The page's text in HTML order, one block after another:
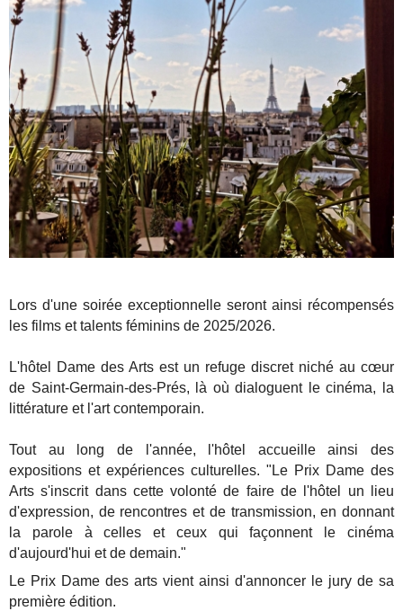
Lors d'une soirée exceptionnelle seront ainsi récompensés
les films et talents féminins de 2025/2026.
L'hôtel Dame des Arts est un refuge discret niché au cœur
de Saint-Germain-des-Prés, là où dialoguent le cinéma, la
littérature et l'art contemporain.
Tout au long de l'année, l'hôtel accueille ainsi des
expositions et expériences culturelles. "Le Prix Dame des
Arts s'inscrit dans cette volonté de faire de l'hôtel un lieu
d'expression, de rencontres et de transmission, en donnant
la parole à celles et ceux qui façonnent le cinéma
d'aujourd'hui et de demain."
Le Prix Dame des arts vient ainsi d'annoncer le jury de sa
première édition.